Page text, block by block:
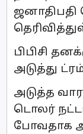
பிபிசி
அடுத்து
அடுத்த
டொலர்
போவதாக